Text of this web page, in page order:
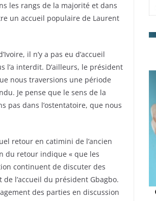
les rangs de la majorité et dans
un accueil populaire de Laurent
il n’y a pas eu d’accueil
l’a interdit. D’ailleurs, le président
nous traversions une période
Je pense que le sens de la
pas dans l’ostentatoire, que nous
retour en catimini de l’ancien
du retour indique « que les
continuent de discuter des
l’accueil du président Gbagbo.
des parties en discussion